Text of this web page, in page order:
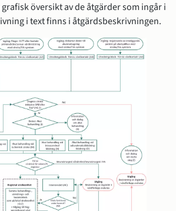
översikt av de åtgärder som ingår i
i text finns i åtgärdsbeskrivningen.